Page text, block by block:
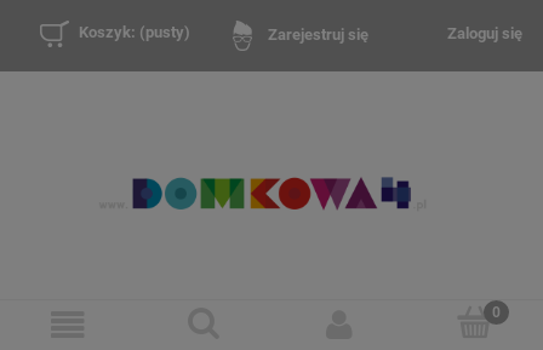
Zarejestruj się Zaloguj się
Koszyk: (pusty)